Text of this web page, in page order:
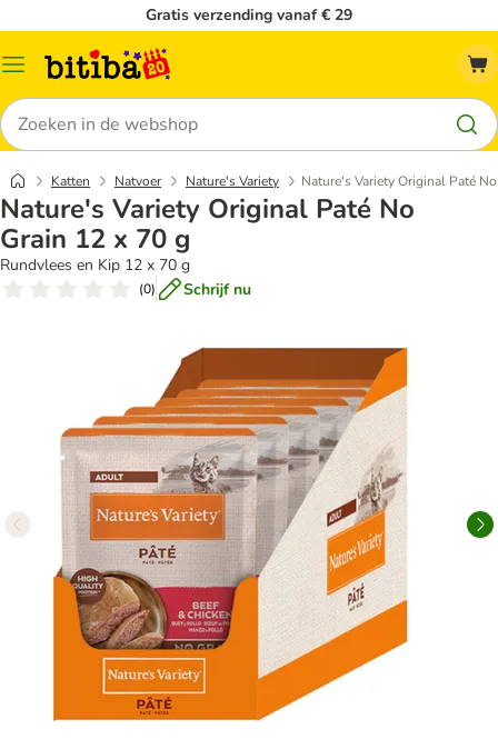
Gratis verzending vanaf € 29
Catalogusmenu
Zoeken
Katten Natvoer Nature's Variety Nature's Variety Original Paté
Nature's Variety Original Paté No
Grain 12 x 70 g
Rundvlees en Kip 12 x 70 g
(0) Schrijf nu